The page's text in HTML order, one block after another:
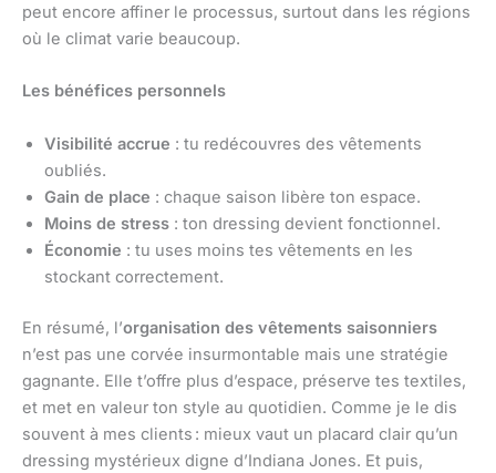
peut encore affiner le processus, surtout dans les régions
où le climat varie beaucoup.
Les bénéfices personnels
Visibilité accrue : tu redécouvres des vêtements
oubliés.
Gain de place : chaque saison libère ton espace.
Moins de stress : ton dressing devient fonctionnel.
Économie : tu uses moins tes vêtements en les
stockant correctement.
En résumé, l’organisation des vêtements saisonniers
n’est pas une corvée insurmontable mais une stratégie
gagnante. Elle t’offre plus d’espace, préserve tes textiles,
et met en valeur ton style au quotidien. Comme je le dis
souvent à mes clients : mieux vaut un placard clair qu’un
dressing mystérieux digne d’Indiana Jones. Et puis,